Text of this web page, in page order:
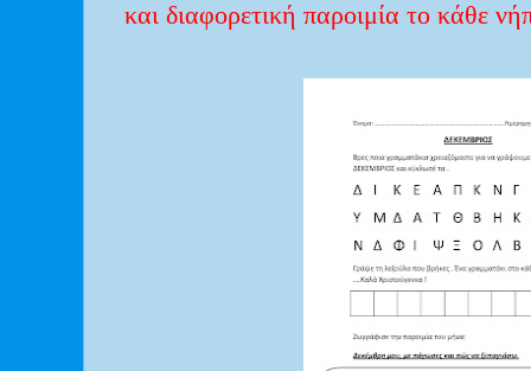
και διαφορετική παροιμία το κάθε